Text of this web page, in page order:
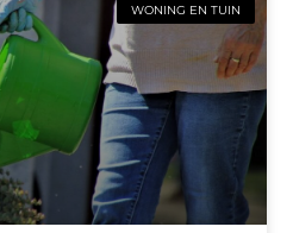
WONING EN TUIN